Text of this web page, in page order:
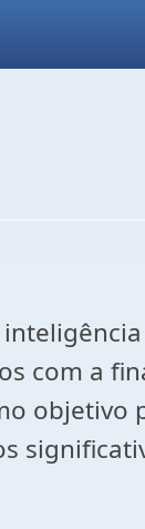
com a
objetivo